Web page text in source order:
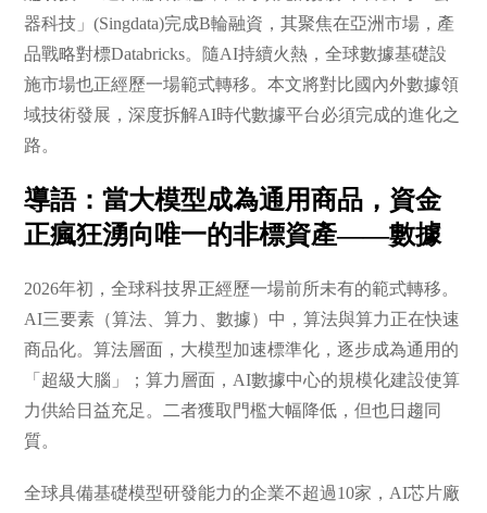
器科技」(Singdata)完成B輪融資，其聚焦在亞洲市場，產
品戰略對標Databricks。隨AI持續火熱，全球數據基礎設
施市場也正經歷一場範式轉移。本文將對比國內外數據領
域技術發展，深度拆解AI時代數據平台必須完成的進化之
路。
導語：當大模型成為通用商品，資金
正瘋狂湧向唯一的非標資產——數據
2026年初，全球科技界正經歷一場前所未有的範式轉移。
AI三要素（算法、算力、數據）中，算法與算力正在快速
商品化。算法層面，大模型加速標準化，逐步成為通用的
「超級大腦」；算力層面，AI數據中心的規模化建設使算
力供給日益充足。二者獲取門檻大幅降低，但也日趨同
質。
全球具備基礎模型研發能力的企業不超過10家，AI芯片廠